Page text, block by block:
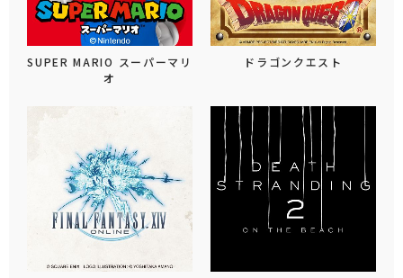
SUPER MARIO スーパーマリ
オ
ドラゴンクエスト